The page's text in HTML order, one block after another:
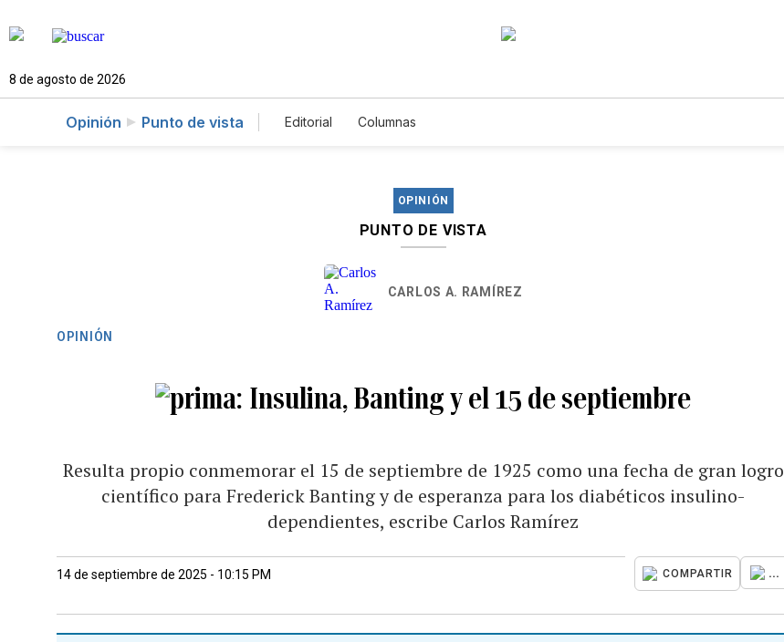
8 de agosto de 2026
Opinión Punto de vista Editorial Columnas
OPINIÓN
PUNTO DE VISTA
CARLOS A. RAMÍREZ
OPINIÓN
Insulina, Banting y el 15 de septiembre
Resulta propio conmemorar el 15 de septiembre de 1925 como una fecha de gran logro
científico para Frederick Banting y de esperanza para los diabéticos insulino-
dependientes, escribe Carlos Ramírez
14 de septiembre de 2025 - 10:15 PM COMPARTIR ...